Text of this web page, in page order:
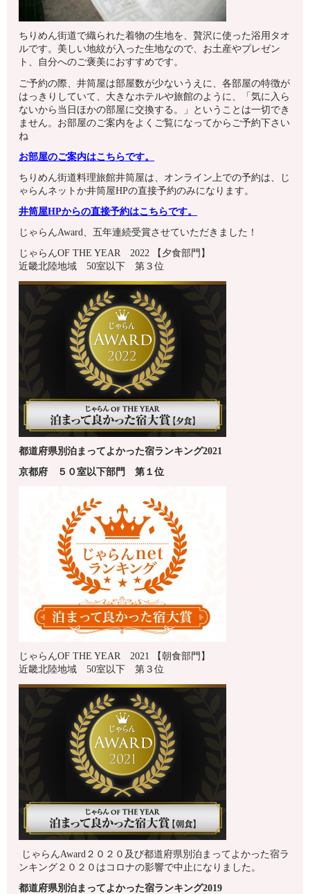
ちりめん街道で織られた着物の生地を、贅沢に使った浴用タオ
ルです。美しい地紋が入った生地なので、お土産やプレゼン
ト、自分へのご褒美におすすめです。
ご予約の際、井筒屋は部屋数が少ないうえに、各部屋の特徴が
はっきりしていて、大きなホテルや旅館のように、「気に入ら
ないから当日ほかの部屋に交換する。」ということは一切でき
ません。お部屋のご案内をよくご覧になってからご予約下さい
ね
お部屋のご案内はこちらです。
ちりめん街道料理旅館井筒屋は、オンライン上での予約は、じ
ゃらんネットか井筒屋HPの直接予約のみになります。
井筒屋HPからの直接予約はこちらです。
じゃらんAward、五年連続受賞させていただきました！
じゃらんOF THE YEAR 2022 【夕食部門】
近畿北陸地域 50室以下 第３位
都道府県別泊まってよかった宿ランキング2021
京都府 ５０室以下部門 第１位
じゃらんOF THE YEAR 2021 【朝食部門】
近畿北陸地域 50室以下 第３位
じゃらんAward２０２０及び都道府県別泊まってよかった宿ラ
ンキング２０２０はコロナの影響で中止になりました。
都道府県別泊まってよかった宿ランキング2019